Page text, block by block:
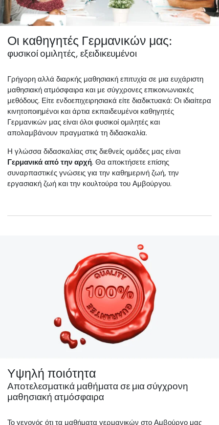
Οι καθηγητές Γερμανικών μας:
φυσικοί ομιλητές, εξειδικευμένοι
Γρήγορη αλλά διαρκής μαθησιακή επιτυχία σε μια ευχάριστη
μαθησιακή ατμόσφαιρα και με σύγχρονες επικοινωνιακές
μεθόδους. Είτε ενδοεπιχειρησιακά είτε διαδικτυακά: Οι ιδιαίτερα
κινητοποιημένοι και άρτια εκπαιδευμένοι καθηγητές
Γερμανικών μας είναι όλοι φυσικοί ομιλητές και
απολαμβάνουν πραγματικά τη διδασκαλία.
Η γλώσσα διδασκαλίας στις διεθνείς ομάδες μας είναι
Γερμανικά από την αρχή. Θα αποκτήσετε επίσης
συναρπαστικές γνώσεις για την καθημερινή ζωή, την
εργασιακή ζωή και την κουλτούρα του Αμβούργου.
Υψηλή ποιότητα
Αποτελεσματικά μαθήματα σε μια σύγχρονη
μαθησιακή ατμόσφαιρα
Το γεγονός ότι τα μαθήματα γερμανικών στο Αμβούργο μας